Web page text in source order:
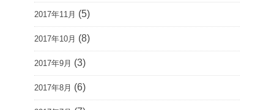
2017年11月 (5)
2017年10月 (8)
2017年9月 (3)
2017年8月 (6)